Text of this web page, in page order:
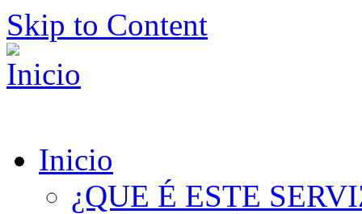
Skip to Content
Inicio
¿QUE É ESTE